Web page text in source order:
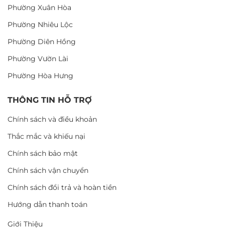
Phường Xuân Hòa
Phường Nhiêu Lộc
Phường Diên Hồng
Phường Vườn Lài
Phường Hòa Hưng
THÔNG TIN HỖ TRỢ
Chính sách và điều khoản
Thắc mắc và khiếu nại
Chính sách bảo mật
Chính sách vận chuyển
Chính sách đổi trả và hoàn tiền
Hướng dẫn thanh toán
Giới Thiệu